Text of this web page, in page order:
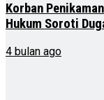
Korban
Hukum Soroti
4 bulan ago